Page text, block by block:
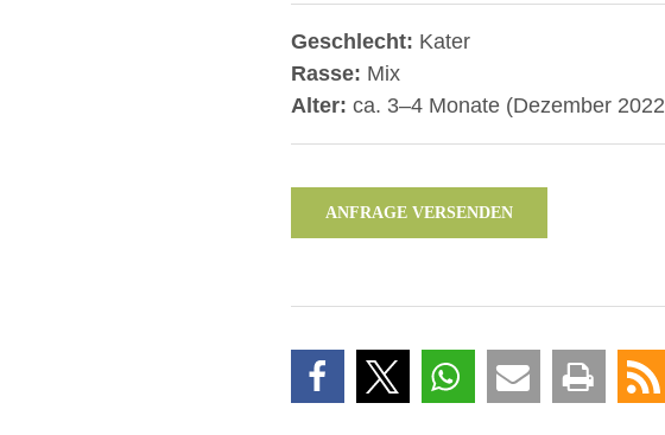
Geschlecht: Kater
Rasse: Mix
Alter: ca. 3–4 Monate (Dezember
ANFRAGE VERSENDEN